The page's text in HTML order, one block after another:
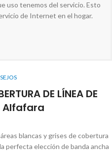
uso tenemos del servicio. Esto
de Internet en el hogar.
DE LÍNEA DE
Alfafara
blancas y grises de cobertura
perfecta elección de banda ancha